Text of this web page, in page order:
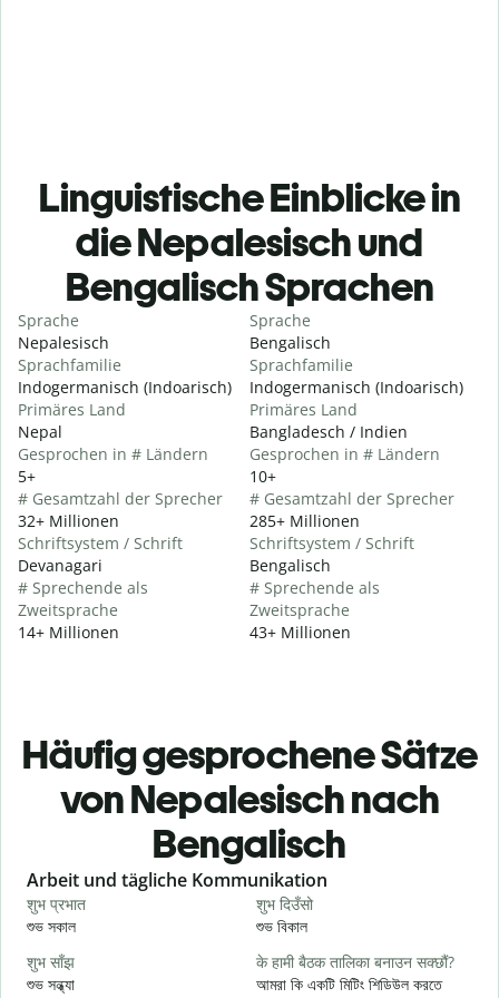
Linguistische Einblicke in
die Nepalesisch und
Bengalisch Sprachen
Sprache
Nepalesisch
Sprachfamilie
Indogermanisch (Indoarisch)
Primäres Land
Nepal
Gesprochen in # Ländern
5+
# Gesamtzahl der Sprecher
32+ Millionen
Schriftsystem / Schrift
Devanagari
# Sprechende als
Zweitsprache
14+ Millionen
Sprache
Bengalisch
Sprachfamilie
Indogermanisch (Indoarisch)
Primäres Land
Bangladesch / Indien
Gesprochen in # Ländern
10+
# Gesamtzahl der Sprecher
285+ Millionen
Schriftsystem / Schrift
Bengalisch
# Sprechende als
Zweitsprache
43+ Millionen
Häufig gesprochene Sätze
von Nepalesisch nach
Bengalisch
Slide 1 of 6
Arbeit und tägliche Kommunikation
शुभ प्रभात
শুভ সকাল
शुभ दिउँसो
শুভ বিকাল
शुभ साँझ
শুভ সন্ধ্যা
के हामी बैठक तालिका बनाउन सक्छौं?
আমরা কি একটি মিটিং শিডিউল করতে